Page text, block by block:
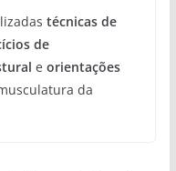
técnicas de
de
e orientações
da